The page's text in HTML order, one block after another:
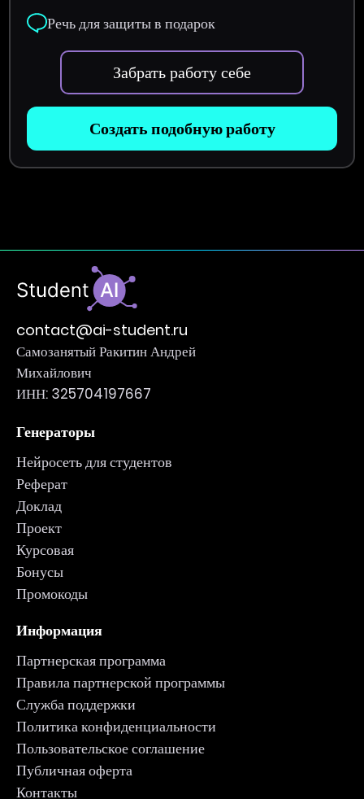
Речь для защиты в подарок
Забрать работу себе
Создать подобную работу
contact@ai-student.ru
Самозанятый Ракитин Андрей
Михайлович
ИНН: 325704197667
Генераторы
Нейросеть для студентов
Реферат
Доклад
Проект
Курсовая
Бонусы
Промокоды
Информация
Партнерская программа
Правила партнерской программы
Служба поддержки
Политика конфиденциальности
Пользовательское соглашение
Публичная оферта
Контакты